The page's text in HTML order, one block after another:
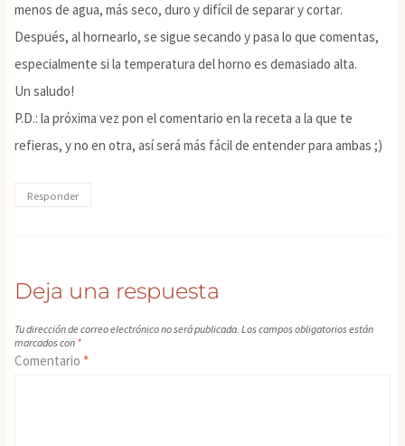
menos de agua, más seco, duro y difícil de separar y cortar.
Después, al hornearlo, se sigue secando y pasa lo que comentas,
especialmente si la temperatura del horno es demasiado alta.
Un saludo!
P.D.: la próxima vez pon el comentario en la receta a la que te
refieras, y no en otra, así será más fácil de entender para ambas ;)
Responder
Deja una respuesta
Tu dirección de correo electrónico no será publicada. Los campos obligatorios están
marcados con *
Comentario *